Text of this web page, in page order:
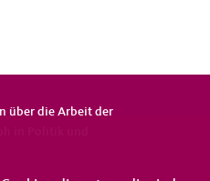
über die Arbeit der